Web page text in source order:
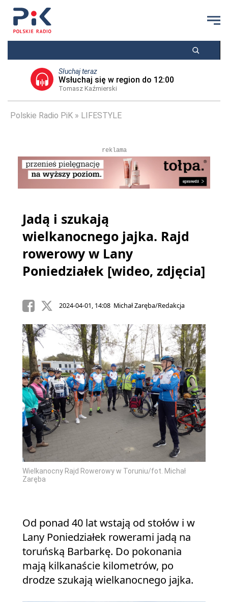
Słuchaj teraz
Wsłuchaj się w region do 12:00
Tomasz Kaźmierski
Polskie Radio PiK LIFESTYLE
reklama
Jadą i szukają
wielkanocnego jajka. Rajd
rowerowy w Lany
Poniedziałek [wideo, zdjęcia]
2024-04-01, 14:08 Michał Zaręba/Redakcja
Wielkanocny Rajd Rowerowy w Toruniu/fot. Michał
Zaręba
Od ponad 40 lat wstają od stołów i w
Lany Poniedziałek rowerami jadą na
toruńską Barbarkę. Do pokonania
mają kilkanaście kilometrów, po
drodze szukają wielkanocnego jajka.